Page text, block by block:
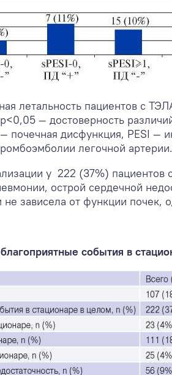
летальность пациентов с
— достоверность
почечная дисфункция, PESI —
легочной артерии.
у 222 (37%)
острой сердечной
зависела от функции
события в